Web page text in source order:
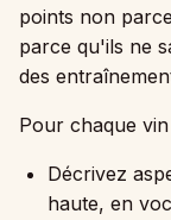
points non
parce qu'ils ne
des
Pour chaque
Décrivez
haute, en